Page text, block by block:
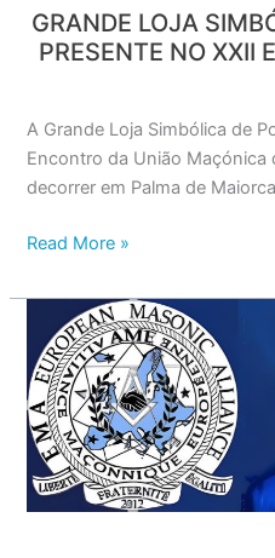
GRANDE LOJA
PRESENTE NO XXII
A Grande Loja Simbólica de
Encontro da União Maçónica
decorrer em Palma de
DA
UMM
Read More »
Grande
Loja
Simbólica
de
Portugal
participou
na
Assembleia